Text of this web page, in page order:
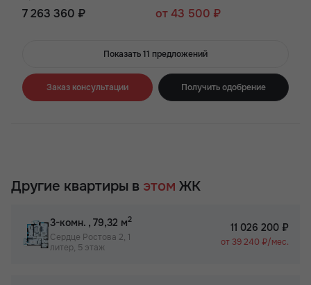
7 263 360 ₽ от 43 500 ₽
Показать 11 предложений
Заказ консультации Получить одобрение
Другие квартиры в этом ЖК
3-комн. , 79,32 м2
Сердце Ростова 2, 1
литер, 5 этаж
11 026 200 ₽
от 39 240 ₽/мес.